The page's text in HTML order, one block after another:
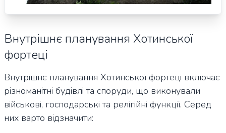
Внутрішнє планування Хотинської
фортеці
Внутрішнє планування Хотинської фортеці включає
різноманітні будівлі та споруди, що виконували
військові, господарські та релігійні функції. Серед
них варто відзначити: